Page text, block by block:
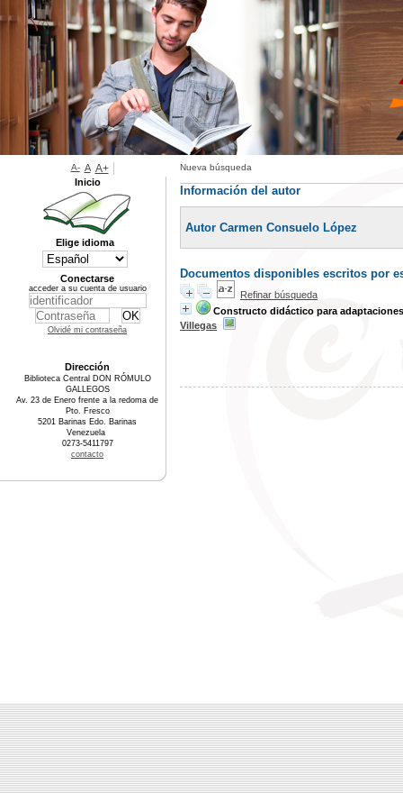
Nueva búsqueda
Información del autor
Autor Carmen Consuelo López
Documentos disponibles escritos por
Refinar búsqueda
Constructo didáctico para
Villegas
A- A A+
Inicio
Elige idioma
Conectarse
acceder a su cuenta de usuario
Olvidé mi contraseña
Dirección
Biblioteca Central DON RÓMULO
GALLEGOS
Av. 23 de Enero frente a la redoma de
Pto. Fresco
5201 Barinas Edo. Barinas
Venezuela
0273-5411797
contacto